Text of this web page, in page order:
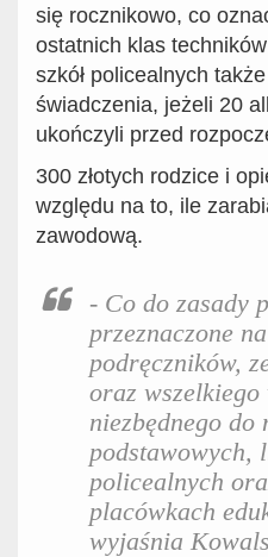
się rocznikowo, co
ostatnich klas
szkół policealnych
świadczenia, jeżeli 20
ukończyli przed
300 złotych rodzice i
względu na to, ile
zawodową.
- Co do zasady
przeznaczone
podręczników,
oraz wszelkiego
niezbędnego do
podstawowych,
policealnych
placówkach
wyjaśnia